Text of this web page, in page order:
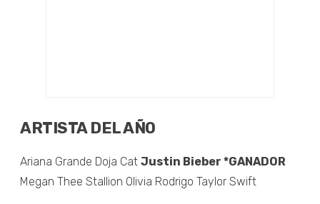
ARTISTA DEL AÑO
Ariana Grande Doja Cat Justin Bieber *GANADOR
Megan Thee Stallion Olivia Rodrigo Taylor Swift